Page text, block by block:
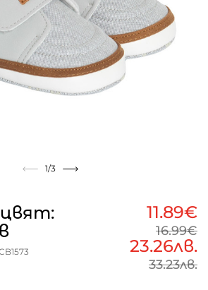
1/3
11.89€
16.99€
23.26лв.
33.23лв.